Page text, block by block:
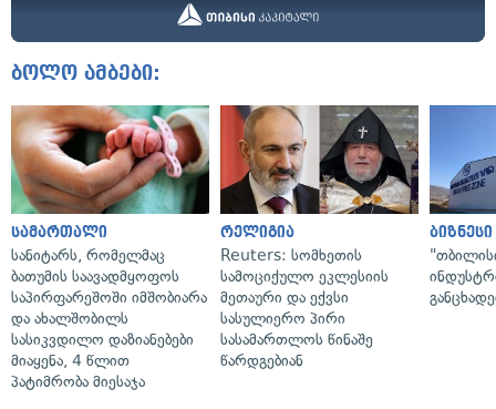
ბოლო ამბები:
სამართალი
სანიტარს, რომელმაც
ბათუმის საავადმყოფოს
საპირფარეშოში იმშობიარა
და ახალშობილს
სასიკვდილო დაზიანებები
მიაყენა, 4 წლით
პატიმრობა მიესაჯა
რელიგია
Reuters: სომხეთის
სამოციქულო ეკლესიის
მეთაური და ექვსი
სასულიერო პირი
სასამართლოს წინაშე
წარდგებიან
ბიზნესი